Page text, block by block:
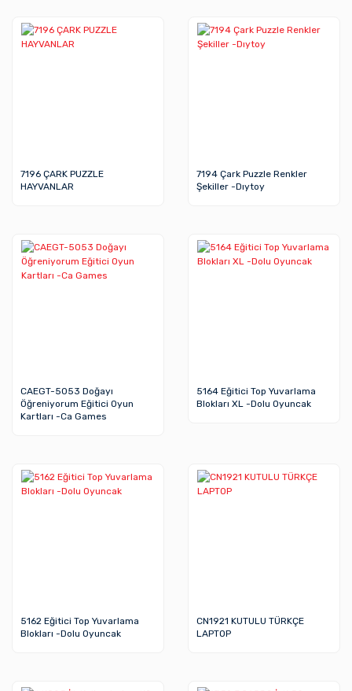
7196 ÇARK PUZZLE
HAYVANLAR
7194 Çark Puzzle Renkler
Şekiller -Dıytoy
CAEGT-5053 Doğayı
Öğreniyorum Eğitici Oyun
Kartları -Ca Games
5164 Eğitici Top Yuvarlama
Blokları XL -Dolu Oyuncak
5162 Eğitici Top Yuvarlama
Blokları -Dolu Oyuncak
CN1921 KUTULU TÜRKÇE
LAPTOP